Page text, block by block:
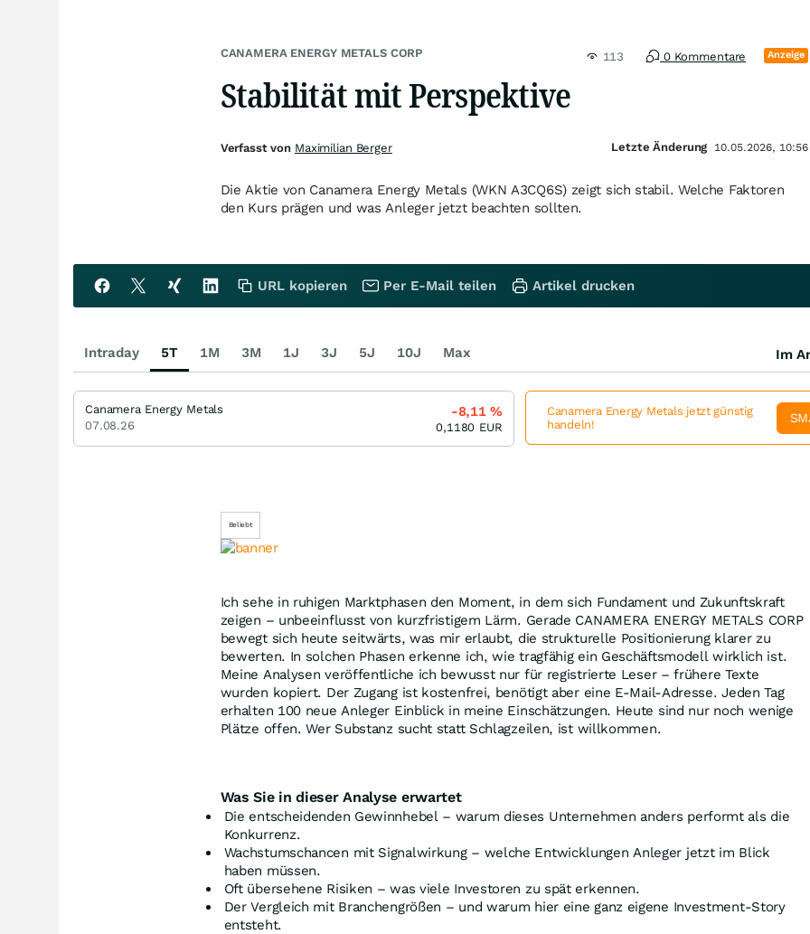
CANAMERA ENERGY METALS CORP 113 0 Kommentare Anzeige
Stabilität mit Perspektive
Die Aktie von Canamera Energy Metals (WKN A3CQ6S) zeigt sich stabil. Welche Faktoren
den Kurs prägen und was Anleger jetzt beachten sollten.
Beliebt
Ich sehe in ruhigen Marktphasen den Moment, in dem sich Fundament und Zukunftskraft
zeigen – unbeeinflusst von kurzfristigem Lärm. Gerade CANAMERA ENERGY METALS CORP
bewegt sich heute seitwärts, was mir erlaubt, die strukturelle Positionierung klarer zu
bewerten. In solchen Phasen erkenne ich, wie tragfähig ein Geschäftsmodell wirklich ist.
Meine Analysen veröffentliche ich bewusst nur für registrierte Leser – frühere Texte
wurden kopiert. Der Zugang ist kostenfrei, benötigt aber eine E-Mail-Adresse. Jeden Tag
erhalten 100 neue Anleger Einblick in meine Einschätzungen. Heute sind nur noch wenige
Plätze offen. Wer Substanz sucht statt Schlagzeilen, ist willkommen.
Was Sie in dieser Analyse erwartet
Die entscheidenden Gewinnhebel – warum dieses Unternehmen anders performt als die
Konkurrenz.
Wachstumschancen mit Signalwirkung – welche Entwicklungen Anleger jetzt im Blick
haben müssen.
Oft übersehene Risiken – was viele Investoren zu spät erkennen.
Der Vergleich mit Branchengrößen – und warum hier eine ganz eigene Investment-Story
entsteht.
Verfasst von Maximilian Berger Letzte Änderung 10.05.2026, 10:56
URL kopieren Per E-Mail teilen Artikel drucken
Intraday 5T 1M 3M 1J 3J 5J 10J Max Im
Canamera Energy Metals
07.08.26
-8,11%
0,1180 EUR
Canamera Energy Metals jetzt günstig
handeln!